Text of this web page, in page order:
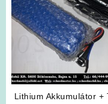
Lithium Akkumulátor +